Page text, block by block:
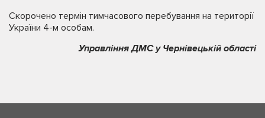
Скорочено термін тимчасового перебування на території
України 4-м особам.
Управління ДМС у Чернівецькій області